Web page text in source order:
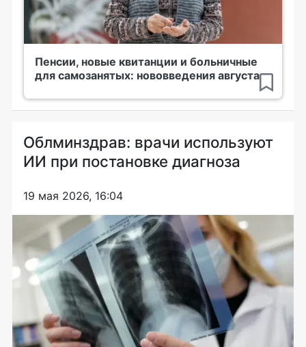
Пенсии, новые квитанции и больничные
для самозанятых: нововведения августа
Облминздрав: врачи используют
ИИ при постановке диагноза
19 мая 2026, 16:04